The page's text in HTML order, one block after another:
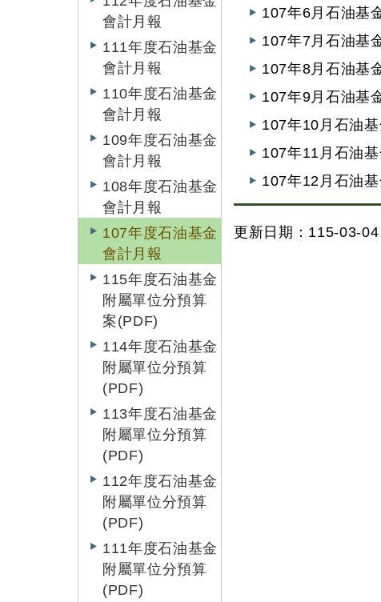
會計月報
111年度石油基金
會計月報
110年度石油基金
會計月報
109年度石油基金
會計月報
108年度石油基金
會計月報
107年度石油基金
會計月報
115年度石油基金
附屬單位分預算
案(PDF)
114年度石油基金
附屬單位分預算
(PDF)
113年度石油基金
附屬單位分預算
(PDF)
112年度石油基金
附屬單位分預算
(PDF)
111年度石油基金
附屬單位分預算
(PDF)
107年6月石油基
107年7月石油基
107年8月石油基
107年9月石油基
107年10月石油
107年11月石油
107年12月石油
更新日期：115-03-04